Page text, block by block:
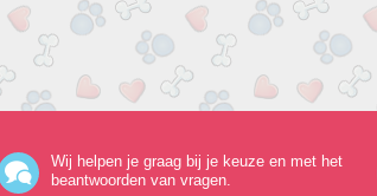
Wij helpen je graag bij je keuze en met het
beantwoorden van vragen.